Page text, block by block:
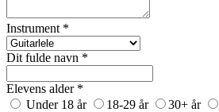
Instrument *
Dit fulde navn *
Elevens alder *
Under 18 år
18-29 år 30+ år